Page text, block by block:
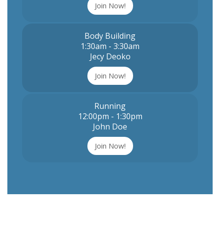
Join Now!
Body Building
1:30am - 3:30am
Jecy Deoko
Join Now!
Running
12:00pm - 1:30pm
John Doe
Join Now!